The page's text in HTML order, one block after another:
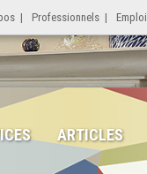
| Professionnels | Emploi
ARTICLES